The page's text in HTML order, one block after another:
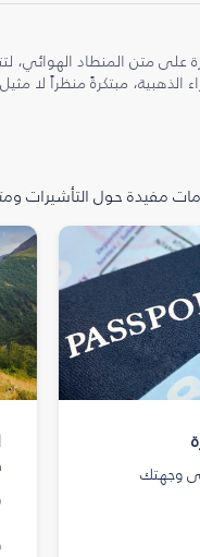
على متن المنطاد الهوائي،
الذهبية، مبتكرةً منظراً لا
مفيدة حول التأشيرات
وجهتك